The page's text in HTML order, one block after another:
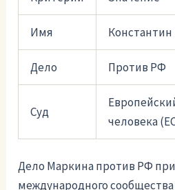
Имя
Дело Против РФ
Суд
человека
Дело Маркина против РФ
международного